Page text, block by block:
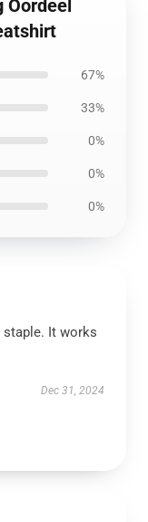
67%
33%
0%
0%
0%
It works
Dec 31, 2024